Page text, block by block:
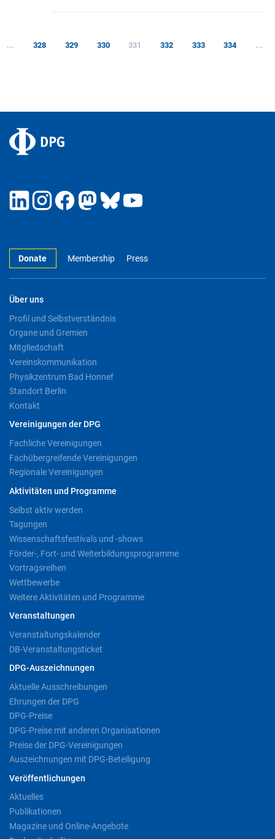
... 328 329 330 331 332 333 334 ...
Donate Membership Press
Über uns
Profil und Selbstverständnis
Organe und Gremien
Mitgliedschaft
Vereinskommunikation
Physikzentrum Bad Honnef
Standort Berlin
Kontakt
Vereinigungen der DPG
Fachliche Vereinigungen
Fachübergreifende Vereinigungen
Regionale Vereinigungen
Aktivitäten und Programme
Selbst aktiv werden
Tagungen
Wissenschaftsfestivals und -shows
Förder-, Fort- und Weiterbildungsprogramme
Vortragsreihen
Wettbewerbe
Weitere Aktivitäten und Programme
Veranstaltungen
Veranstaltungskalender
DB-Veranstaltungsticket
DPG-Auszeichnungen
Aktuelle Ausschreibungen
Ehrungen der DPG
DPG-Preise
DPG-Preise mit anderen Organisationen
Preise der DPG-Vereinigungen
Auszeichnungen mit DPG-Beteiligung
Veröffentlichungen
Aktuelles
Publikationen
Magazine und Online-Angebote